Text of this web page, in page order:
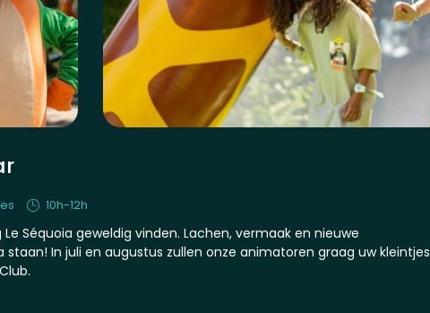
10h-12h
Séquoia geweldig vinden. Lachen, vermaak en nieuwe
In juli en augustus zullen onze animatoren graag uw kleintjes